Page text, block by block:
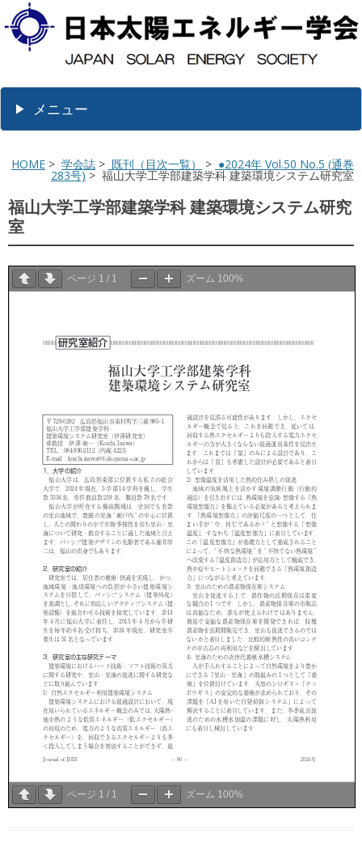
メニュー
HOME > 学会誌 > 既刊（目次一覧） > ●2024年 Vol.50 No.5 (通巻
283号) > 福山大学工学部建築学科 建築環境システム研究室
福山大学工学部建築学科 建築環境システム研究
室
ページ 1 / 1 ズーム 100%
ページ 1 / 1 ズーム 100%